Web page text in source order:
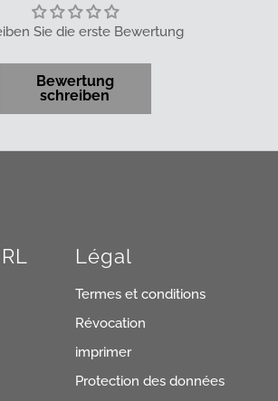
Sie die erste Bewertung
Bewertung
schreiben
Légal
Termes et conditions
Révocation
imprimer
Protection des données